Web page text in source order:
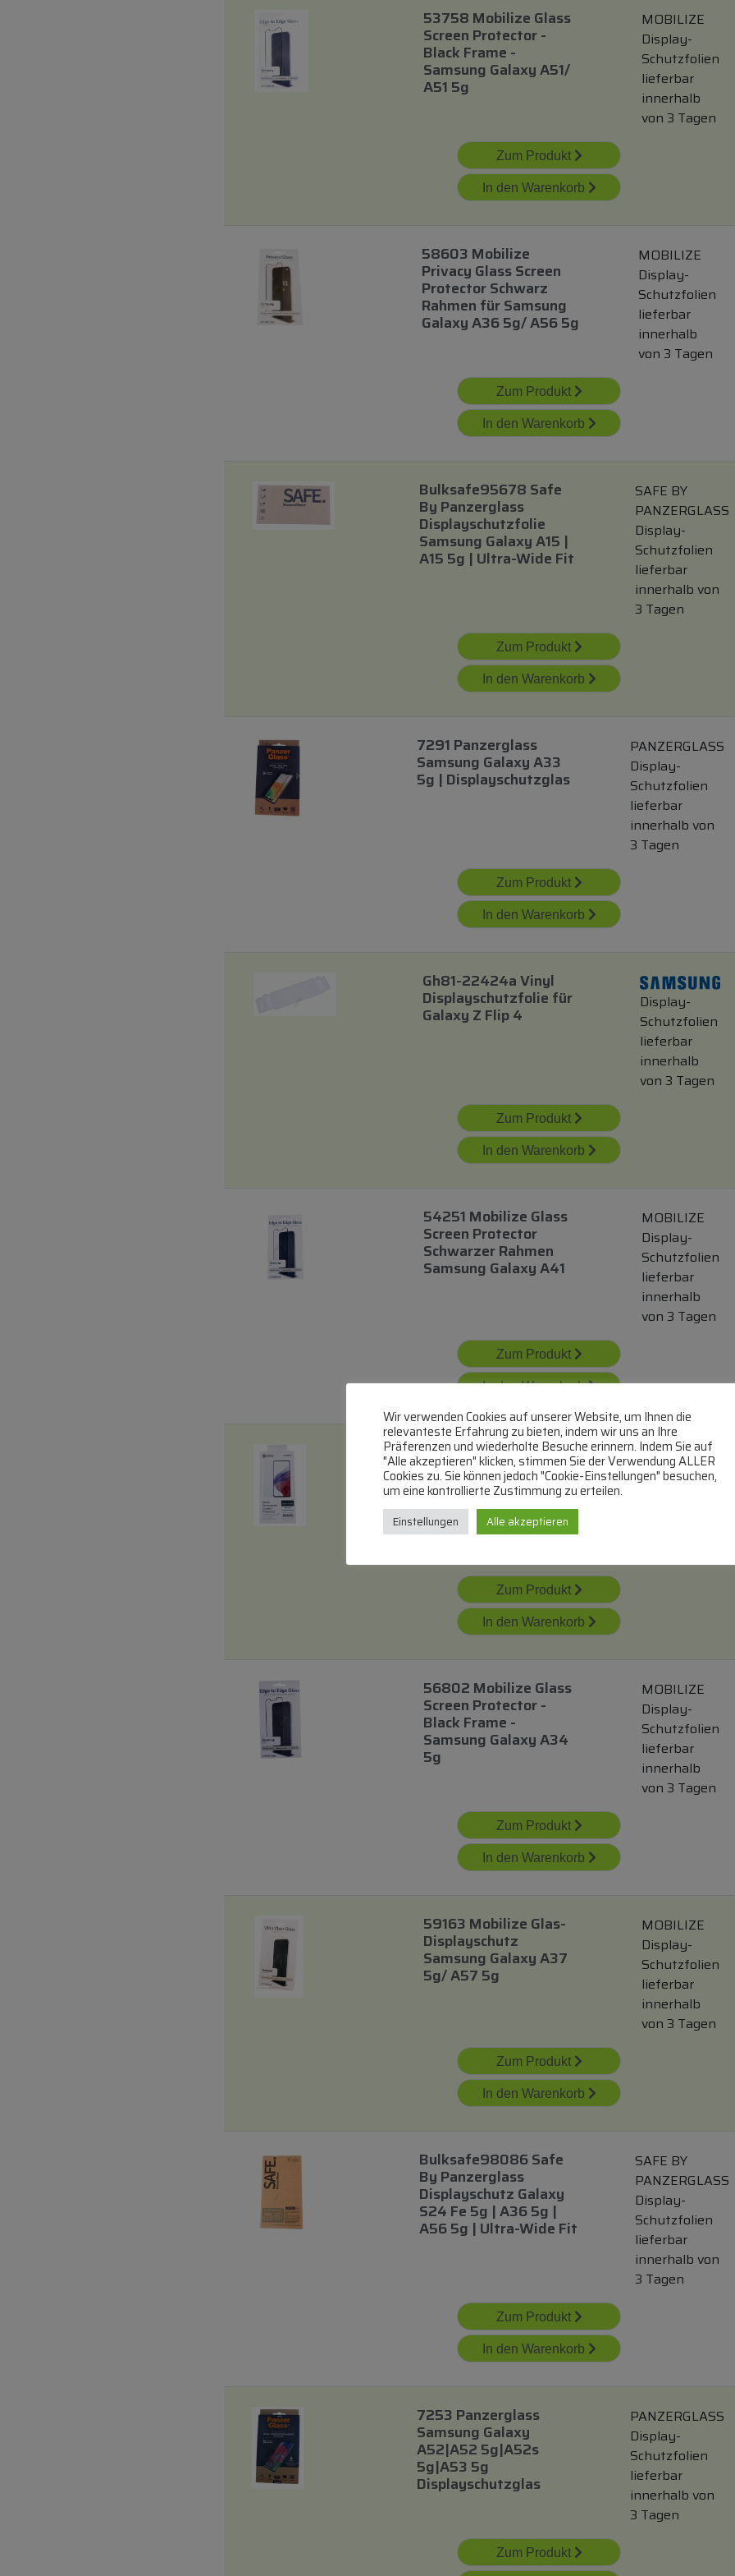
53758 Mobilize Glass
Screen Protector -
Black Frame -
Samsung Galaxy A51/
A51 5g
MOBILIZE
Display-
Schutzfolien
lieferbar
innerhalb
von 3 Tagen
Zum Produkt
In den Warenkorb
58603 Mobilize
Privacy Glass Screen
Protector Schwarz
Rahmen fürSamsung
Galaxy A36 5g/ A56 5g
MOBILIZE
Display-
Schutzfolien
lieferbar
innerhalb
von 3 Tagen
Zum Produkt
In den Warenkorb
Bulksafe95678 Safe
By Panzerglass
Displayschutzfolie
Samsung Galaxy A15 |
A15 5g | Ultra-Wide Fit
SAFE BY
PANZERGLASS
Display-
Schutzfolien
lieferbar
innerhalb von
3 Tagen
Zum Produkt
In den Warenkorb
7291 Panzerglass
Samsung Galaxy A33
5g | Displayschutzglas
PANZERGLASS
Display-
Schutzfolien
lieferbar
innerhalb von
3 Tagen
Zum Produkt
In den Warenkorb
Gh81-22424a Vinyl
Displayschutzfolie für
Galaxy Z Flip 4
Display-
Schutzfolien
lieferbar
innerhalb
von 3 Tagen
Zum Produkt
In den Warenkorb
54251 Mobilize Glass
Screen Protector
Schwarzer Rahmen
Samsung Galaxy A41
MOBILIZE
Display-
Schutzfolien
lieferbar
innerhalb
von 3 Tagen
Zum Produkt
In den Warenkorb
Gp-Tta166aeatw
Samsung By Mobeen
PanzerglasfürGalaxy
A16
Display-
Zum Produkt
In den Warenkorb
56802 Mobilize Glass
Screen Protector -
Black Frame -
Samsung Galaxy A34
5g
MOBILIZE
Display-
Schutzfolien
lieferbar
innerhalb
von 3 Tagen
Zum Produkt
In den Warenkorb
59163 Mobilize Glas-
Displayschutz
Samsung Galaxy A37
5g/ A57 5g
MOBILIZE
Display-
Schutzfolien
lieferbar
innerhalb
von 3 Tagen
Zum Produkt
In den Warenkorb
Bulksafe98086 Safe
By Panzerglass
Displayschutz Galaxy
S24 Fe 5g | A36 5g |
A56 5g | Ultra-Wide Fit
SAFE BY
PANZERGLASS
Display-
Schutzfolien
lieferbar
innerhalb von
3 Tagen
Zum Produkt
In den Warenkorb
7253 Panzerglass
Samsung Galaxy
A52|a52 5g|a52s
5g|a53 5g
Displayschutzglas
PANZERGLASS
Display-
Schutzfolien
lieferbar
innerhalb von
3 Tagen
Zum Produkt
Wir verwenden Cookies auf unserer Website, um Ihnen die
relevanteste Erfahrung zu bieten, indem wir uns an Ihre
Präferenzen und wiederholte Besuche erinnern. Indem Sie auf
"Alle akzeptieren" klicken, stimmen Sie der Verwendung ALLER
Cookies zu. Sie können jedoch "Cookie-Einstellungen" besuchen,
um eine kontrollierte Zustimmung zu erteilen.
Einstellungen Alle akzeptieren